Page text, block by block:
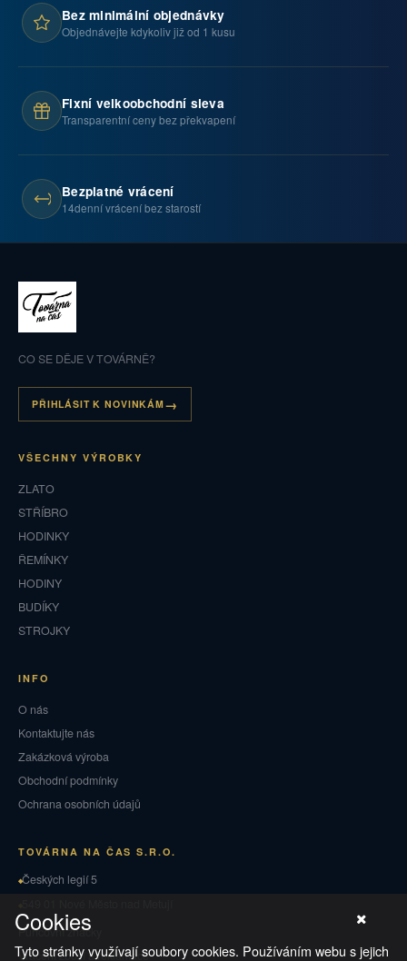
Bez minimální objednávky
Objednávejte kdykoliv již od 1 kusu
Fixní velkoobchodní sleva
Transparentní ceny bez překvapení
Bezplatné vrácení
14denní vrácení bez starostí
CO SE DĚJE V TOVÁRNĚ?
PŘIHLÁSIT K NOVINKÁM
VŠECHNY VÝROBKY
ZLATO
STŘÍBRO
HODINKY
ŘEMÍNKY
HODINY
BUDÍKY
STROJKY
INFO
O nás
Kontaktujte nás
Zakázková výroba
Obchodní podmínky
Ochrana osobních údajů
TOVÁRNA NA ČAS S.R.O.
Českých legií 5
Puncovní značky
Vrácení zboží a reklamace
Cookies
Tyto stránky využívají soubory cookies. Používáním webu s jejich